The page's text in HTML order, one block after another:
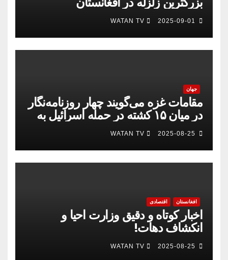
2025-09-01
WATAN TV
جهان
مقامات غزه می‌گویند چهار روزنامه‌نگار
در میان ۱۵ کشته در حمله اسرائیل به
بیمارستان
2025-08-25
WATAN TV
افغانستان اقتصادی
اخبار کوتاه و دقیق وزارت احیا و
انکشاف دهات!
2025-08-25
WATAN TV